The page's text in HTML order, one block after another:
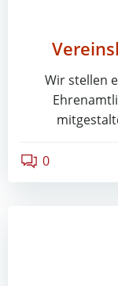
Wir stellen
0